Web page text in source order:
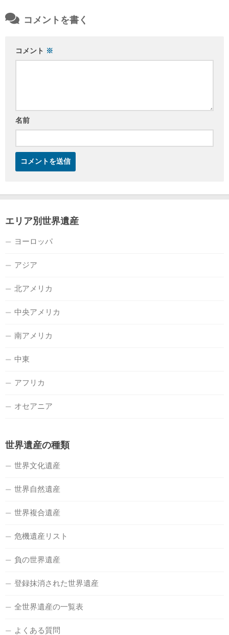
コメントを書く
コメント ※
名前
エリア別世界遺産
ヨーロッパ
アジア
北アメリカ
中央アメリカ
南アメリカ
中東
アフリカ
オセアニア
世界遺産の種類
世界文化遺産
世界自然遺産
世界複合遺産
危機遺産リスト
負の世界遺産
登録抹消された世界遺産
全世界遺産の一覧表
よくある質問